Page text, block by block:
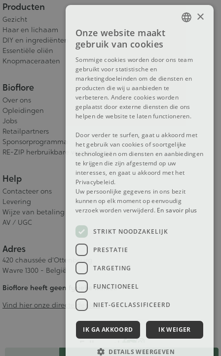
Producten
Gezicht
Haar en lichaam
DIY en ingrediënten
Essentiële oliën
Knopmaceraaten
Bioflore
Over ons
Opleidingen
Jobs
Retailpartners
Sponsorprogramma
RE-ZIP herbruikbare verpakking
Help
Contacteer ons
Levering
Wijze van betaling
AV / UGC
Adres
420 chaussée d'Ottenbourg
Wavre 1300 - België
Bioflore heeft geen fysieke winkel.
Vind hier onze directe dealers
×
Onze website maakt
gebruik van cookies
Sommige cookies worden door ons team
gebruikt voor statistische en
marketingdoeleinden om de diensten en
producten die wij u aanbieden te
verbeteren. Andere cookies worden
geplaatst door externe diensten die ons
helpen de website te laten functioneren.
Door verder te surfen, gaat u akkoord met
het gebruik van cookies of soortgelijke
technologieën om diensten en aanbiedingen
te krijgen die zijn afgestemd op uw
interesses, en gaat u akkoord met het
Privacybeleid.
Uw persoonlijke gegevens in ons bezit
kunnen op elk moment op eenvoudig
verzoek worden verwijderd. En savoir plus
STRIKT NOODZAKELIJK
PRESTATIE
TARGETING
FUNCTIONEEL
NIET-GECLASSIFICEERD
IK GA AKKOORD IK WEIGER
DETAILS WEERGEVEN